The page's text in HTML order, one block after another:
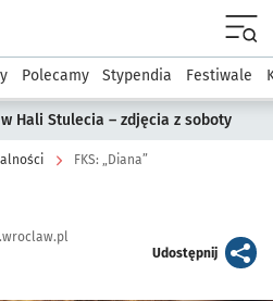
podserwis: Kultura
Polecamy Stypendia Festiwale
w Hali Stulecia – zdjęcia z soboty
FKS: „Diana”
Udostępnijartykuł